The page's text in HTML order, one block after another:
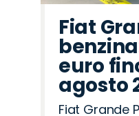
Fiat
euro
agosto
Fiat Grande